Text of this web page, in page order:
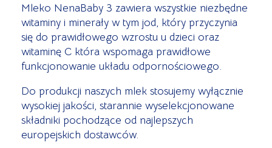
Mleko NenaBaby 3 zawiera wszystkie niezbędne
witaminy i minerały w tym jod, który przyczynia
się do prawidłowego wzrostu u dzieci oraz
witaminę C która wspomaga prawidłowe
funkcjonowanie układu odpornościowego.
Do produkcji naszych mlek stosujemy wyłącznie
wysokiej jakości, starannie wyselekcjonowane
składniki pochodzące od najlepszych
europejskich dostawców.